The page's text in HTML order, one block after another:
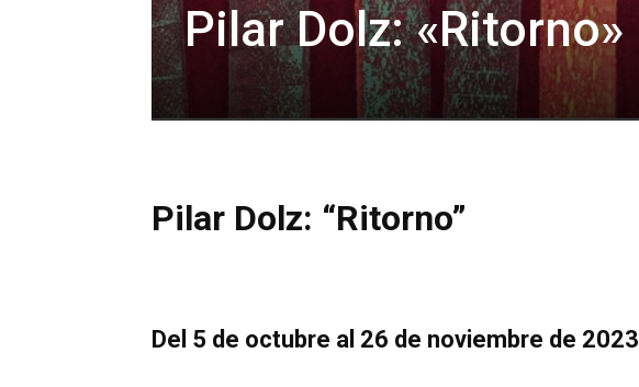
Pilar Dolz: «Ritorno»
Pilar Dolz: “Ritorno”
Del 5 de octubre al 26 de noviembre de 2023